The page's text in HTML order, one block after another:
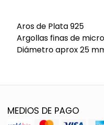
Aros de Plata 925
Argollas finas de
Diámetro aprox 25
MEDIOS DE PAGO